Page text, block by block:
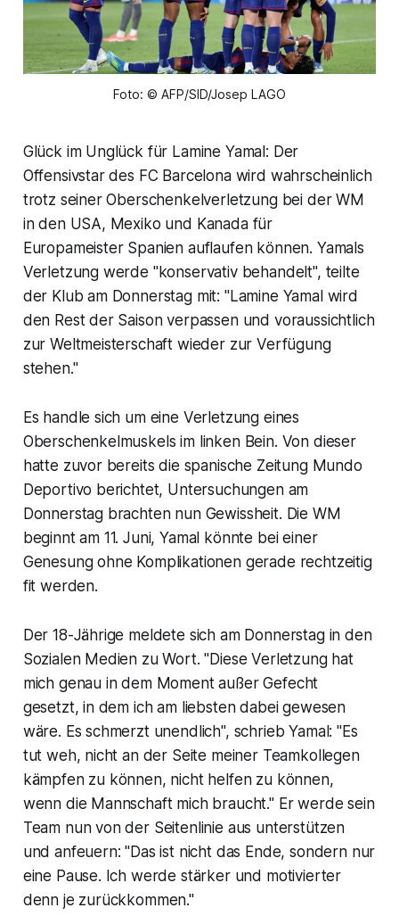
Foto: © AFP/SID/Josep LAGO
Glück im Unglück für Lamine Yamal: Der
Offensivstar des FC Barcelona wird wahrscheinlich
trotz seiner Oberschenkelverletzung bei der WM
in den USA, Mexiko und Kanada für
Europameister Spanien auflaufen können. Yamals
Verletzung werde "konservativ behandelt", teilte
der Klub am Donnerstag mit: "Lamine Yamal wird
den Rest der Saison verpassen und voraussichtlich
zur Weltmeisterschaft wieder zur Verfügung
stehen."
Es handle sich um eine Verletzung eines
Oberschenkelmuskels im linken Bein. Von dieser
hatte zuvor bereits die spanische Zeitung Mundo
Deportivo berichtet, Untersuchungen am
Donnerstag brachten nun Gewissheit. Die WM
beginnt am 11. Juni, Yamal könnte bei einer
Genesung ohne Komplikationen gerade rechtzeitig
fit werden.
Der 18-Jährige meldete sich am Donnerstag in den
Sozialen Medien zu Wort. "Diese Verletzung hat
mich genau in dem Moment außer Gefecht
gesetzt, in dem ich am liebsten dabei gewesen
wäre. Es schmerzt unendlich", schrieb Yamal: "Es
tut weh, nicht an der Seite meiner Teamkollegen
kämpfen zu können, nicht helfen zu können,
wenn die Mannschaft mich braucht." Er werde sein
Team nun von der Seitenlinie aus unterstützen
und anfeuern: "Das ist nicht das Ende, sondern nur
eine Pause. Ich werde stärker und motivierter
denn je zurückkommen."